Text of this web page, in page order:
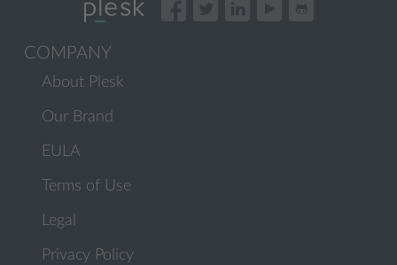
COMPANY
About Plesk
Our Brand
EULA
Terms of Use
Legal
Privacy Policy